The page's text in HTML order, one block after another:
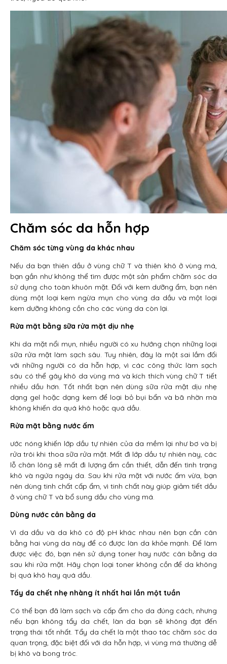
Chăm sóc da hỗn hợp
Chăm sóc từng vùng da khác nhau
Nếu da bạn thiên dầu ở vùng chữ T và thiên khô ở vùng má,
bạn gần như không thể tìm được một sản phẩm chăm sóc da
sử dụng cho toàn khuôn mặt. Đối với kem dưỡng ẩm, bạn nên
dùng một loại kem ngừa mụn cho vùng da dầu và một loại
kem dưỡng không cồn cho các vùng da còn lại.
Rửa mặt bằng sữa rửa mặt dịu nhẹ
Khi da mặt nổi mụn, nhiều người có xu hướng chọn những loại
sữa rửa mặt làm sạch sâu. Tuy nhiên, đây là một sai lầm đối
với những người có da hỗn hợp, vì các công thức làm sạch
sâu có thể gây khô da vùng má và kích thích vùng chữ T tiết
nhiều dầu hơn. Tốt nhất bạn nên dùng sữa rửa mặt dịu nhẹ
dạng gel hoặc dạng kem để loại bỏ bụi bẩn và bã nhờn mà
không khiến da quá khô hoặc quá dầu.
Rửa mặt bằng nước ấm
ước nóng khiến lớp dầu tự nhiên của da mềm lại như bơ và bị
rửa trôi khi thoa sữa rửa mặt. Mất đi lớp dầu tự nhiên này, các
lỗ chân lông sẽ mất đi lượng ẩm cần thiết, dẫn đến tình trạng
khô và ngứa ngáy da. Sau khi rửa mặt với nước ấm vừa, bạn
nên dùng tinh chất cấp ẩm, vì tinh chất này giúp giảm tiết dầu
ở vùng chữ T và bổ sung dầu cho vùng má.
Dùng nước cân bằng da
Vì da dầu và da khô có độ pH khác nhau nên bạn cần cân
bằng hai vùng da này để có được làn da khỏe mạnh. Để làm
được việc đó, bạn nên sử dụng toner hay nước cân bằng da
sau khi rửa mặt. Hãy chọn loại toner không cồn để da không
bị quá khô hay quá dầu.
Tẩy da chết nhẹ nhàng ít nhất hai lần một tuần
Có thể bạn đã làm sạch và cấp ẩm cho da đúng cách, nhưng
nếu bạn không tẩy da chết, làn da bạn sẽ không đạt đến
trạng thái tốt nhất. Tẩy da chết là một thao tác chăm sóc da
quan trọng, đặc biệt đối với da hỗn hợp, vì vùng má thường dễ
bị khô và bong tróc.